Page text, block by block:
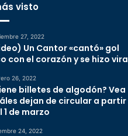
visto
27, 2022
Un Cantor «cantó» gol
con el corazón y se hizo
26, 2022
billetes de algodón? Vea
dejan de circular a partir
1 de marzo
24, 2022